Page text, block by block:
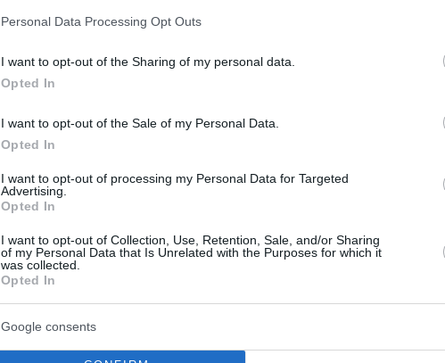
Personal Data Processing Opt Outs
I want to opt-out of the Sharing of my personal data.
Opted In
I want to opt-out of the Sale of my Personal Data.
Opted In
I want to opt-out of processing my Personal Data for Targeted
Advertising.
Opted In
I want to opt-out of Collection, Use, Retention, Sale, and/or Sharing
of my Personal Data that Is Unrelated with the Purposes for which it
was collected.
Opted In
Google consents